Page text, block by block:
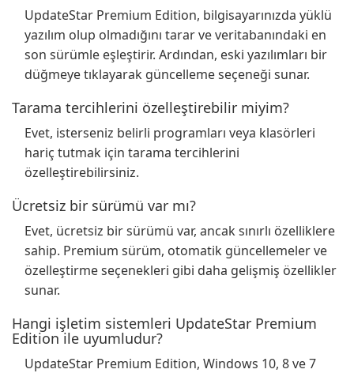
UpdateStar Premium Edition, bilgisayarınızda yüklü
yazılım olup olmadığını tarar ve veritabanındaki en
son sürümle eşleştirir. Ardından, eski yazılımları bir
düğmeye tıklayarak güncelleme seçeneği sunar.
Tarama tercihlerini özelleştirebilir miyim?
Evet, isterseniz belirli programları veya klasörleri
hariç tutmak için tarama tercihlerini
özelleştirebilirsiniz.
Ücretsiz bir sürümü var mı?
Evet, ücretsiz bir sürümü var, ancak sınırlı özelliklere
sahip. Premium sürüm, otomatik güncellemeler ve
özelleştirme seçenekleri gibi daha gelişmiş özellikler
sunar.
Hangi işletim sistemleri UpdateStar Premium
Edition ile uyumludur?
UpdateStar Premium Edition, Windows 10, 8 ve 7